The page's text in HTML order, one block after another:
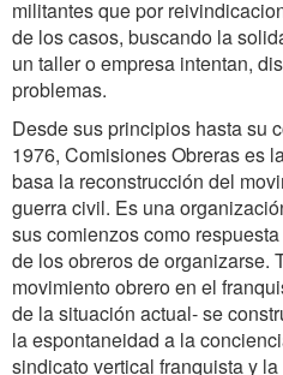
militantes que por
de los casos, buscando la
un taller o empresa intentan,
problemas.
Desde sus principios hasta su
1976, Comisiones Obreras es
basa la reconstrucción del
guerra civil. Es una
sus comienzos como
de los obreros de organizarse.
movimiento obrero en el
de la situación actual- se
la espontaneidad a la
sindicato vertical franquista y